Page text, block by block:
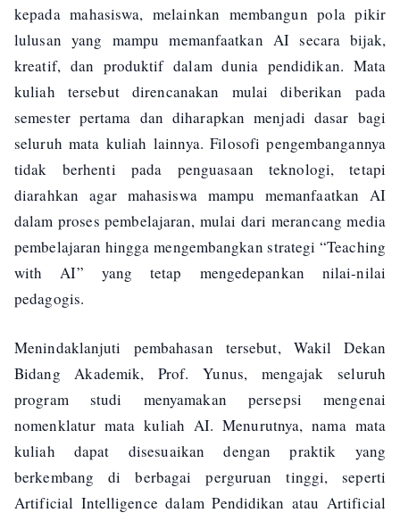
kepada mahasiswa, melainkan membangun pola pikir
lulusan yang mampu memanfaatkan AI secara bijak,
kreatif, dan produktif dalam dunia pendidikan. Mata
kuliah tersebut direncanakan mulai diberikan pada
semester pertama dan diharapkan menjadi dasar bagi
seluruh mata kuliah lainnya. Filosofi pengembangannya
tidak berhenti pada penguasaan teknologi, tetapi
diarahkan agar mahasiswa mampu memanfaatkan AI
dalam proses pembelajaran, mulai dari merancang media
pembelajaran hingga mengembangkan strategi “Teaching
with AI” yang tetap mengedepankan nilai-nilai
pedagogis.
Menindaklanjuti pembahasan tersebut, Wakil Dekan
Bidang Akademik, Prof. Yunus, mengajak seluruh
program studi menyamakan persepsi mengenai
nomenklatur mata kuliah AI. Menurutnya, nama mata
kuliah dapat disesuaikan dengan praktik yang
berkembang di berbagai perguruan tinggi, seperti
Artificial Intelligence dalam Pendidikan atau Artificial